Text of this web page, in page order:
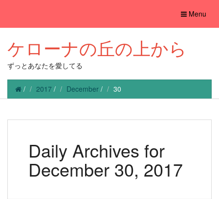
Toggle
Menu
ケローナの丘の上から
ずっとあなたを愛してる
/ 2017 / December / 30
Daily Archives for
December 30, 2017